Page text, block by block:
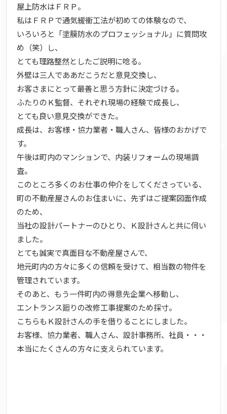
屋上防水はＦＲＰ。
私はＦＲＰで通気緩衝工法が初めての体験なので、
いろいろと「塗膜防水のプロフェッショナル」に質問攻
め（笑）し、
とても理路整然としたご説明に唸る。
外壁は三人でああだこうだと意見交換し、
お客さまにとって最善と思う方針に決定づける。
ふたりのＫ監督、それぞれ現場の経験で成長し、
とても良い意見交換ができた。
成長は、お客様・協力業者・職人さん、皆様のおかげで
す。
午後は町内のマンションで、内装リフォームの現場調
査。
このところ多くのお仕事の仲介をしてくださっている、
町の不動産屋さんのお住まいに、先ずはご提案図面作成
のため、
当社の設計パートナーのひとり、Ｋ設計さんと共に伺い
ました。
とても誠実で真面目な不動産屋さんで、
地元町内の方々に多くの信頼を受けて、相当数の物件を
管理されています。
そのあと、もう一件町内の得意先企業へ移動し、
エントランス廻りの改修工事提案のため採寸。
こちらもＫ設計さんの手を借りることにしました。
お客様、協力業者、職人さん、設計事務所、社員・・・
本当にたくさんの方々に支えられています。